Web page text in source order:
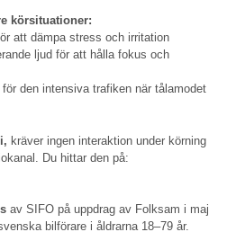
körsituationer:
att dämpa stress och irritation
ljud för att hålla fokus och
den intensiva trafiken när tålamodet
kräver ingen interaktion under körning
Du hittar den på:
av SIFO på uppdrag av Folksam i maj
bilförare i åldrarna 18–79 år.